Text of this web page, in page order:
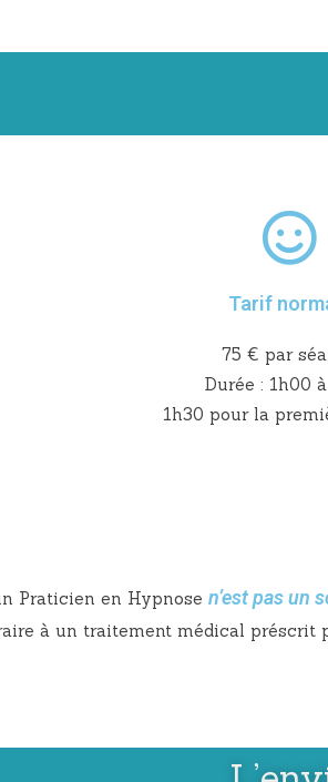
Tarif
75 € par
Durée : 1h00
1h30 pour la
Praticien en Hypnose n’est pas un
à un traitement médical préscrit